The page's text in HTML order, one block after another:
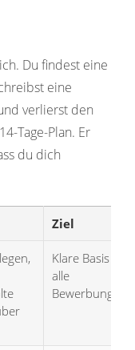
Du findest eine
eine
verlierst den
Tage-Plan. Er
du dich
Ziel
Klare Basis für
alle
Bewerbungen